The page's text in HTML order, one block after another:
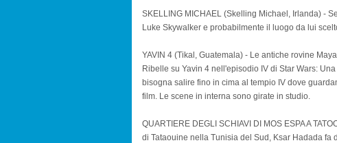
SKELLING MICHAEL (Skelling Michael, Irlanda) -
Luke Skywalker e probabilmente il luogo da lui
YAVIN 4 (Tikal, Guatemala) - Le antiche rovine
Ribelle su Yavin 4 nell'episodio IV di Star Wars:
bisogna salire fino in cima al tempio IV dove
film. Le scene in interna sono girate in studio.
QUARTIERE DEGLI SCHIAVI DI MOS ESPA A
di Tataouine nella Tunisia del Sud, Ksar Hadada